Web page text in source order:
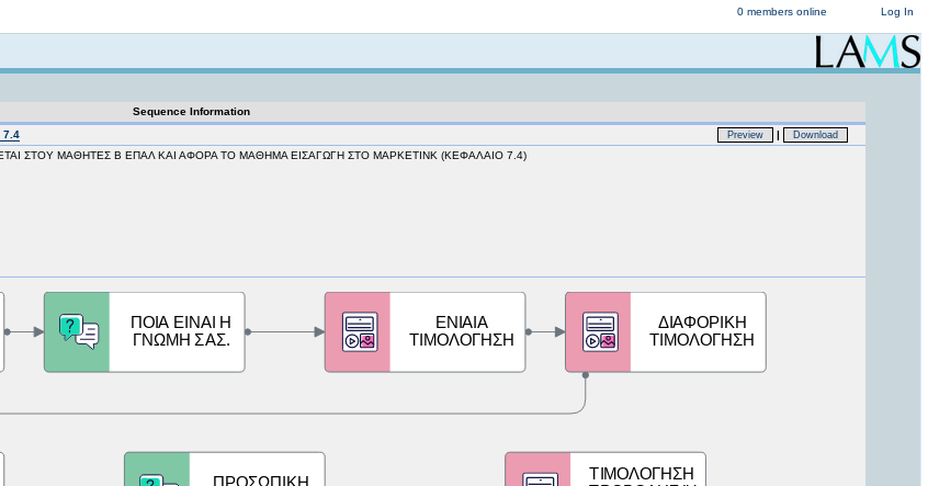
Log In
0 members online
Sequence Information
7.4 Preview | Download
ΣΤΟΥ ΜΑΘΗΤΕΣ Β ΕΠΑΛ ΚΑΙ ΑΦΟΡΑ ΤΟ ΜΑΘΗΜΑ ΕΙΣΑΓΩΓΗ ΣΤΟ ΜΑΡΚΕΤΙΝΚ (ΚΕΦΑΛΑΙΟ 7.4)